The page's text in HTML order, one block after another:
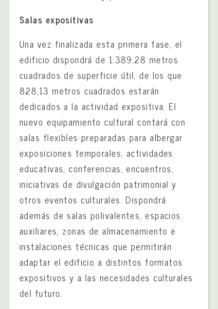
Salas expositivas
Una vez finalizada esta primera fase, el
edificio dispondrá de 1.389,28 metros
cuadrados de superficie útil, de los que
828,13 metros cuadrados estarán
dedicados a la actividad expositiva. El
nuevo equipamiento cultural contará con
salas flexibles preparadas para albergar
exposiciones temporales, actividades
educativas, conferencias, encuentros,
iniciativas de divulgación patrimonial y
otros eventos culturales. Dispondrá
además de salas polivalentes, espacios
auxiliares, zonas de almacenamiento e
instalaciones técnicas que permitirán
adaptar el edificio a distintos formatos
expositivos y a las necesidades culturales
del futuro.